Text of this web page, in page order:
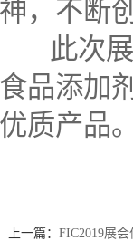
神，不断
此次
食品添加
优质产品
上一篇： FIC2019展会